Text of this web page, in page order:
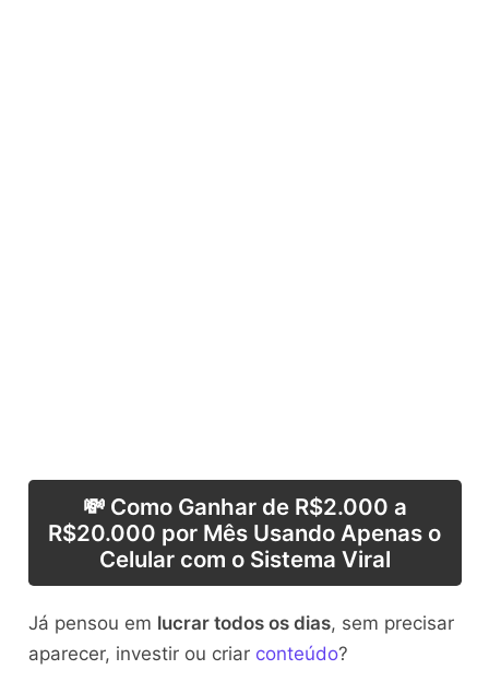
💸 Como Ganhar de R$2.000 a
R$20.000 por Mês Usando Apenas o
Celular com o Sistema Viral
Já pensou em lucrar todos os dias, sem precisar
aparecer, investir ou criar conteúdo?